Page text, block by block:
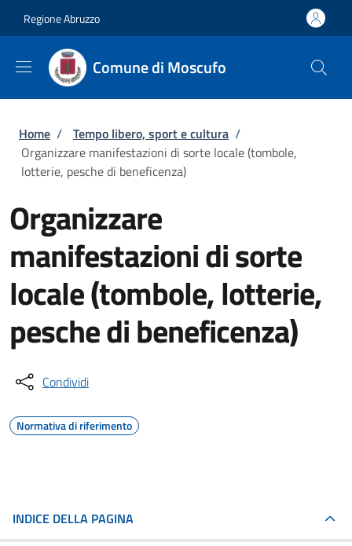
Regione Abruzzo
Comune di Moscufo
Briciole di pane
Home / Tempo libero, sport e cultura /
Organizzare manifestazioni di sorte locale (tombole,
lotterie, pesche di beneficenza)
Organizzare
manifestazioni di sorte
locale (tombole, lotterie,
pesche di beneficenza)
Condividi
Normativa di riferimento
INDICE DELLA PAGINA